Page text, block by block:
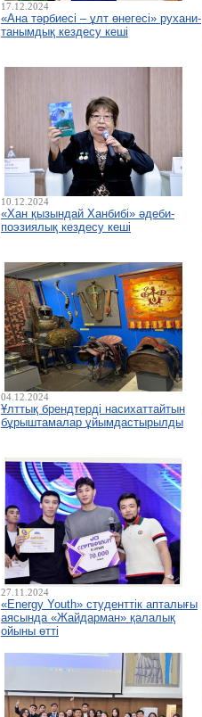
17.12.2024
«Ана тәрбиесі – ұлт өнегесі» рухани-
танымдық кездесу кеші
10.12.2024
«Хан қызындай Ханбибі» әдеби-
поэзиялық кездесу кеші
04.12.2024
Ұлттық брендтерді насихаттайтын
бұрыштамалар ұйымдастырылды
27.11.2024
«Energy Youth» студенттік апталығы
аясында «Жайдарман» қалалық
ойыны өтті